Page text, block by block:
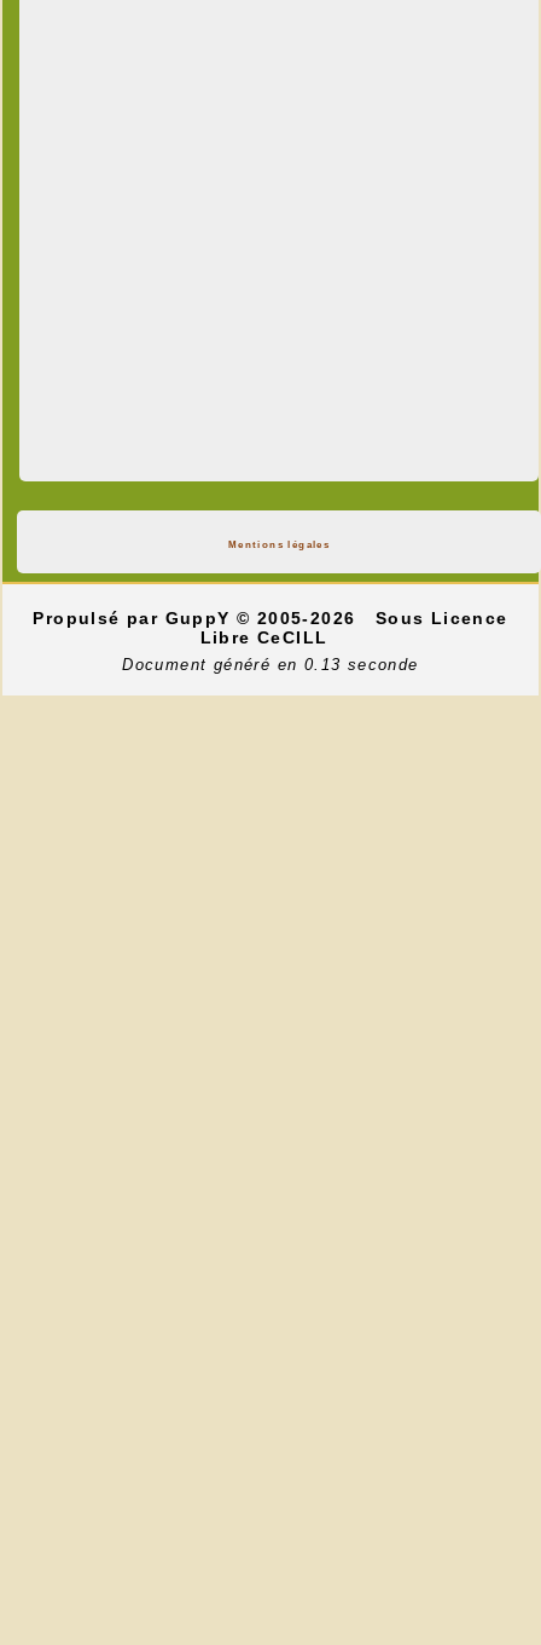
Mentions légales
Propulsé par GuppY© 2005-2026
Sous Licence
Libre CeCILL
Document généré en 0.13 seconde